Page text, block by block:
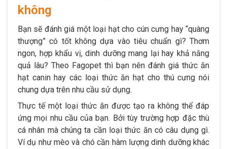
không
Bạn sẽ đánh giá một loại hạt cho cún cưng hay “quàng
thượng” có tốt không dựa vào tiêu chuẩn gì? Thơm
ngon, hợp khẩu vị, dinh dưỡng mang lại hay khả năng
quả lâu? Theo Fagopet thì bạn nên đánh giá thức ăn
hạt canin hay các loại thức ăn hạt cho thú cưng nói
chung dựa trên nhu cầu sử dụng.
Thực tế một loại thức ăn được tạo ra không thể đáp
ứng mọi nhu cầu của bạn. Bởi tùy trường hợp đặc thù
cá nhân mà chúng ta cần loại thức ăn có câu dụng gì.
Ví dụ như mèo và chó cần hàm lượng dinh dưỡng khác